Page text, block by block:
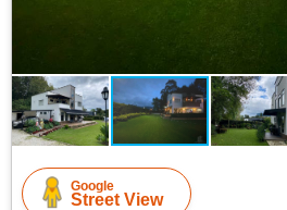
Google
Street View